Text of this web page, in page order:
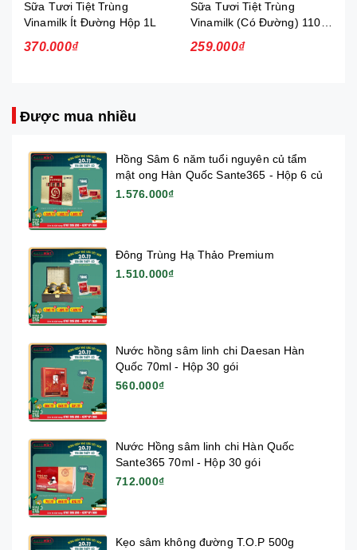
Sữa Tươi Tiệt Trùng
Vinamilk Ít Đường Hộp 1L
370.000₫
Sữa Tươi Tiệt Trùng
Vinamilk (Có Đường) 110ml
259.000₫
Được mua nhiều
Hồng Sâm 6 năm tuổi nguyên củ tẩm
mật ong Hàn Quốc Sante365 - Hộp 6 củ
1.576.000₫
Đông Trùng Hạ Thảo Premium
1.510.000₫
Nước hồng sâm linh chi Daesan Hàn
Quốc 70ml - Hộp 30 gói
560.000₫
Nước Hồng sâm linh chi Hàn Quốc
Sante365 70ml - Hộp 30 gói
712.000₫
Kẹo sâm không đường T.O.P 500g